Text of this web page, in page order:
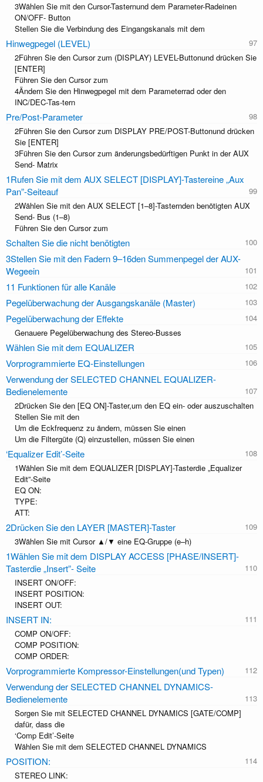
3Wählen Sie mit den Cursor-Tasternund dem Parameter-Radeinen
ON/OFF- Button
Stellen Sie die Verbindung des Eingangskanals mit dem
Hinwegpegel (LEVEL)
2Führen Sie den Cursor zum (DISPLAY) LEVEL-Buttonund drücken Sie
[ENTER]
Führen Sie den Cursor zum
4Ändern Sie den Hinwegpegel mit dem Parameterrad oder den
INC/DEC-Tas-tern
Pre/Post-Parameter
2Führen Sie den Cursor zum DISPLAY PRE/POST-Buttonund drücken
Sie [ENTER]
3Führen Sie den Cursor zum änderungsbedürftigen Punkt in der AUX
Send- Matrix
1Rufen Sie mit dem AUX SELECT [DISPLAY]-Tastereine „Aux
Pan”-Seiteauf
2Wählen Sie mit den AUX SELECT [1–8]-Tasternden benötigten AUX
Send- Bus (1–8)
Führen Sie den Cursor zum
Schalten Sie die nicht benötigten
3Stellen Sie mit den Fadern 9–16den Summenpegel der AUX-
Wegeein
11 Funktionen für alle Kanäle
Pegelüberwachung der Ausgangskanäle (Master)
Pegelüberwachung der Effekte
Genauere Pegelüberwachung des Stereo-Busses
Wählen Sie mit dem EQUALIZER
Vorprogrammierte EQ-Einstellungen
Verwendung der SELECTED CHANNEL EQUALIZER-
Bedienelemente
2Drücken Sie den [EQ ON]-Taster,um den EQ ein- oder auszuschalten
Stellen Sie mit den
Um die Eckfrequenz zu ändern, müssen Sie einen
Um die Filtergüte (Q) einzustellen, müssen Sie einen
‘Equalizer Edit’-Seite
1Wählen Sie mit dem EQUALIZER [DISPLAY]-Tasterdie „Equalizer
Edit”-Seite
EQ ON:
TYPE:
ATT:
2Drücken Sie den LAYER [MASTER]-Taster
3Wählen Sie mit Cursor ▲/▼ eine EQ-Gruppe (e–h)
1Wählen Sie mit dem DISPLAY ACCESS [PHASE/INSERT]-
Tasterdie „Insert”- Seite
INSERT ON/OFF:
INSERT POSITION:
INSERT OUT:
INSERT IN:
COMP ON/OFF:
COMP POSITION:
COMP ORDER:
Vorprogrammierte Kompressor-Einstellungen(und Typen)
Verwendung der SELECTED CHANNEL DYNAMICS-
Bedienelemente
Sorgen Sie mit SELECTED CHANNEL DYNAMICS [GATE/COMP]
dafür, dass die
‘Comp Edit’-Seite
Wählen Sie mit dem SELECTED CHANNEL DYNAMICS
POSITION:
STEREO LINK: